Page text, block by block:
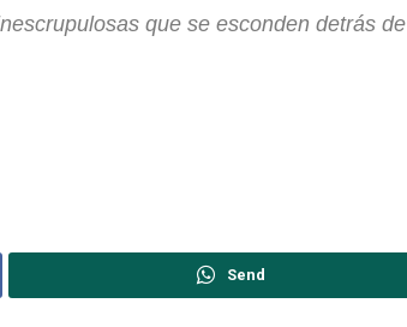
que se esconden detrás de
Send